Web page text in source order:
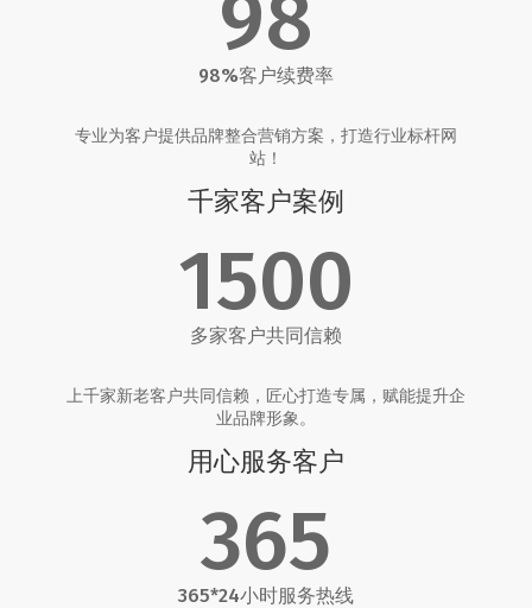
98
98%客户续费率
专业为客户提供品牌整合营销方案，打造行业标杆网
站！
千家客户案例
1500
多家客户共同信赖
上千家新老客户共同信赖，匠心打造专属，赋能提升企
业品牌形象。
用心服务客户
365
365*24小时服务热线